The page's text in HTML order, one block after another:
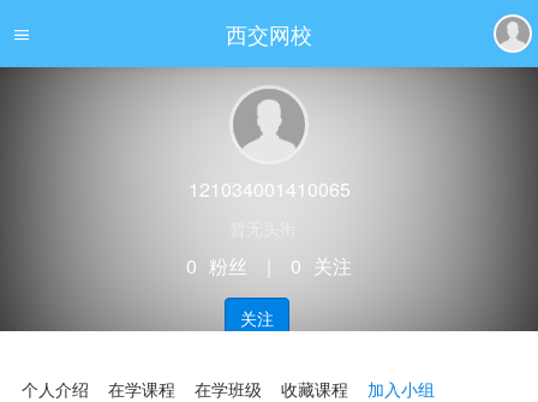
西交网校
121034001410065
0 粉丝 0 关注
关注
个人介绍 在学课程 在学班级 收藏课程
加入小组